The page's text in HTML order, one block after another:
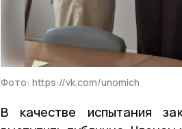
Фото: https://vk.com/unomich
В качестве испытания